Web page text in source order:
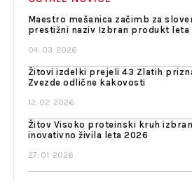
Maestro mešanica začimb za
prestižni naziv Izbran produkt leta
04. 03. 2026
Žitovi izdelki prejeli 43 Zlatih
Zvezde odlične kakovosti
12. 02. 2026
Žitov Visoko proteinski kruh
inovativno živila leta 2026
27. 01. 2026